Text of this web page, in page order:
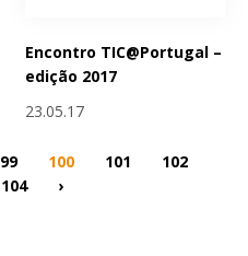
Encontro TIC@Portugal –
edição 2017
23.05.17
99 100 101
102
104 ›